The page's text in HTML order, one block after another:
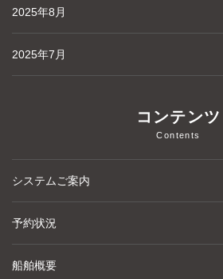
2025年8月
2025年7月
コンテンツ
Contents
システムご案内
予約状況
船舶概要